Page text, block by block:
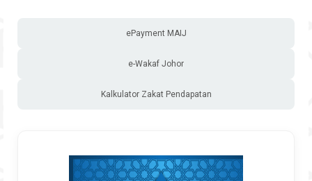
ePayment MAIJ
e-Wakaf Johor
Kalkulator Zakat Pendapatan